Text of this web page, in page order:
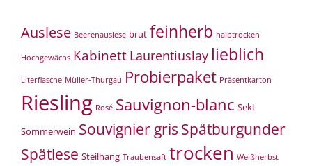
Auslese Beerenauslese brut feinherb halbtrocken
Hochgewächs Kabinett Laurentiuslay lieblich
Literflasche Müller-Thurgau Probierpaket Präsentkarton
Riesling Rosé Sauvignon-blanc Sekt
Sommerwein Souvignier gris Spätburgunder
Spätlese Steilhang Traubensaft trocken Weißherbst